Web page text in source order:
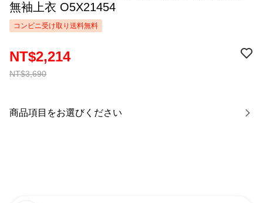
無袖上衣 O5X21454
コンビニ受け取り送料無料
NT$3,690
NT$2,214
商品項目をお選びください